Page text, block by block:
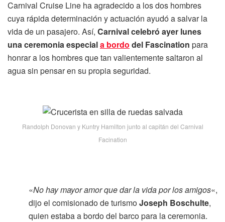
Carnival Cruise Line ha agradecido a los dos hombres
cuya rápida determinación y actuación ayudó a salvar la
vida de un pasajero. Así, Carnival celebró ayer lunes
una ceremonia especiala bordo del Fascination para
honrar a los hombres que tan valientemente saltaron al
agua sin pensar en su propia seguridad.
Randolph Donovan y Kuntry Hamilton junto al capitán del Carnival
Facination
«No hay mayor amor que dar la vida por los amigos«,
dijo el comisionado de turismoJoseph Boschulte,
quien estaba a bordo del barco para la ceremonia.